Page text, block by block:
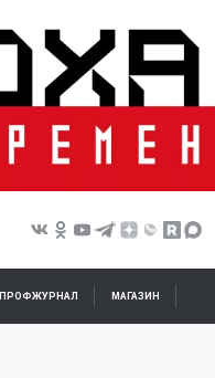
ПРОФЖУРНАЛ МАГАЗИН